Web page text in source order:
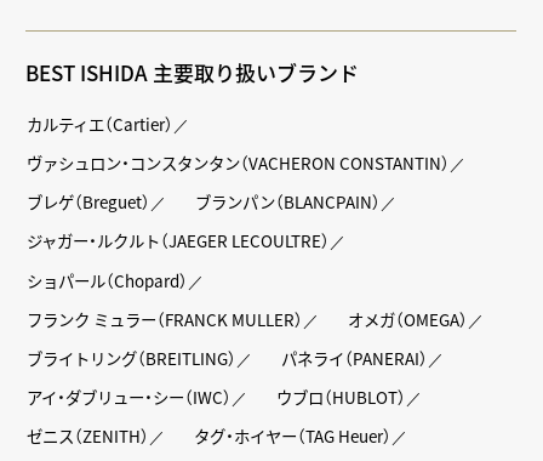
BEST ISHIDA 主要取り扱いブランド
カルティエ（Cartier）
ヴァシュロン・コンスタンタン（VACHERON CONSTANTIN）
ブレゲ（Breguet）
ブランパン（BLANCPAIN）
ジャガー・ルクルト（JAEGER LECOULTRE）
ショパール（Chopard）
フランク ミュラー（FRANCK MULLER）
オメガ（OMEGA）
ブライトリング（BREITLING）
パネライ（PANERAI）
アイ・ダブリュー・シー（IWC）
ウブロ（HUBLOT）
ゼニス（ZENITH）
タグ・ホイヤー（TAG Heuer）